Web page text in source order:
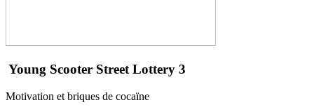
Young Scooter Street Lottery 3
Motivation et briques de cocaïne